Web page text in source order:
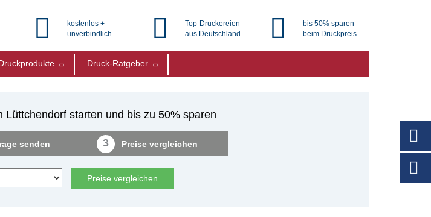
kostenlos +
unverbindlich
Top-Druckereien
aus Deutschland
bis 50% sparen
beim Druckpreis
Druck-Ratgeber
starten und bis zu 50% sparen
senden 3 Preise vergleichen
Preise vergleichen